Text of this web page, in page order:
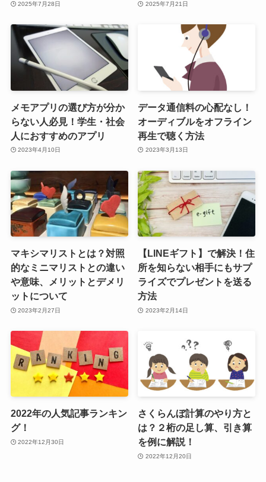
2025年7月28日 2025年7月21日
メモアプリの選び方が分か
らない人必見！学生・社会
人におすすめのアプリ
2023年4月10日
データ通信料の心配なし！
オーディブルをオフライン
再生で聴く方法
2023年3月13日
マキシマリストとは？対照
的なミニマリストとの違い
や意味、メリットとデメリ
ットについて
2023年2月27日
【LINEギフト】で解決！住
所を知らない相手にもサプ
ライズでプレゼントを送る
方法
2023年2月14日
2022年の人気記事ランキン
グ！
2022年12月30日
さくらんぼ計算のやり方と
は？２桁の足し算、引き算
を例に解説！
2022年12月20日